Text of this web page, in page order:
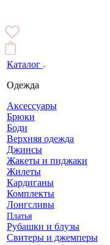
Каталог
Одежда
Аксессуары
Брюки
Боди
Верхняя одежда
Джинсы
Жакеты и пиджаки
Жилеты
Кардиганы
Комплекты
Лонгсливы
Платья
Рубашки и блузы
Свитеры и джемперы